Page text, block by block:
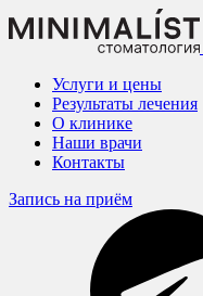
Услуги и цены
Результаты лечения
О клинике
Наши врачи
Контакты
Запись на приём